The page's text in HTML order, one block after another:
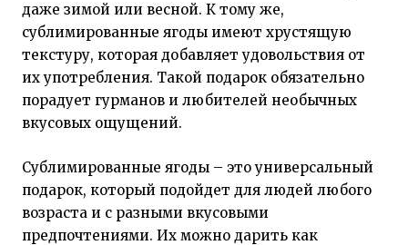
даже зимой или весной. К тому же,
сублимированные ягоды имеют хрустящую
текстуру, которая добавляет удовольствия от
их употребления. Такой подарок обязательно
порадует гурманов и любителей необычных
вкусовых ощущений.
Сублимированные ягоды – это универсальный
подарок, который подойдет для людей любого
возраста и с разными вкусовыми
предпочтениями. Их можно дарить как